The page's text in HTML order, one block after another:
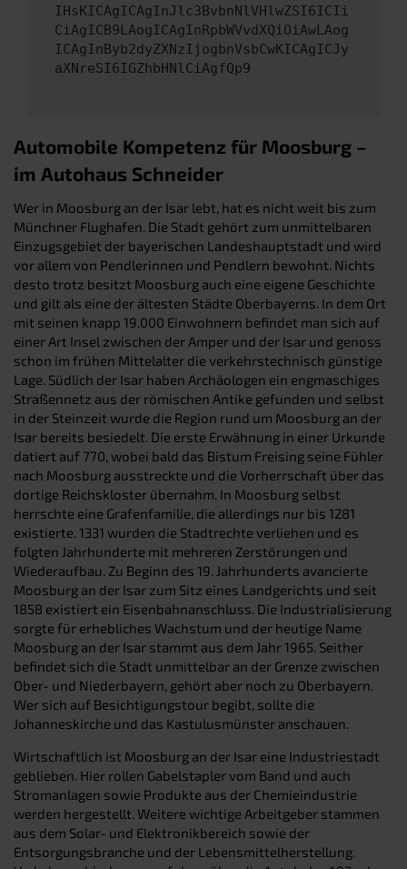
IHsKICAgICAgInJlc3BvbnNlVHlwZSI6ICIi
CiAgICB9LAogICAgInRpbWVvdXQiOiAwLAog
ICAgInByb2dyZXNzIjogbnVsbCwKICAgICJy
aXNreSI6IGZhbHNlCiAgfQp9
Automobile Kompetenz für Moosburg –
im Autohaus Schneider
Wer in Moosburg an der Isar lebt, hat es nicht weit bis zum
Münchner Flughafen. Die Stadt gehört zum unmittelbaren
Einzugsgebiet der bayerischen Landeshauptstadt und wird
vor allem von Pendlerinnen und Pendlern bewohnt. Nichts
desto trotz besitzt Moosburg auch eine eigene Geschichte
und gilt als eine der ältesten Städte Oberbayerns. In dem Ort
mit seinen knapp 19.000 Einwohnern befindet man sich auf
einer Art Insel zwischen der Amper und der Isar und genoss
schon im frühen Mittelalter die verkehrstechnisch günstige
Lage. Südlich der Isar haben Archäologen ein engmaschiges
Straßennetz aus der römischen Antike gefunden und selbst
in der Steinzeit wurde die Region rund um Moosburg an der
Isar bereits besiedelt. Die erste Erwähnung in einer Urkunde
datiert auf 770, wobei bald das Bistum Freising seine Fühler
nach Moosburg ausstreckte und die Vorherrschaft über das
dortige Reichskloster übernahm. In Moosburg selbst
herrschte eine Grafenfamilie, die allerdings nur bis 1281
existierte. 1331 wurden die Stadtrechte verliehen und es
folgten Jahrhunderte mit mehreren Zerstörungen und
Wiederaufbau. Zu Beginn des 19. Jahrhunderts avancierte
Moosburg an der Isar zum Sitz eines Landgerichts und seit
1858 existiert ein Eisenbahnanschluss. Die Industrialisierung
sorgte für erhebliches Wachstum und der heutige Name
Moosburg an der Isar stammt aus dem Jahr 1965. Seither
befindet sich die Stadt unmittelbar an der Grenze zwischen
Ober- und Niederbayern, gehört aber noch zu Oberbayern.
Wer sich auf Besichtigungstour begibt, sollte die
Johanneskirche und das Kastulusmünster anschauen.
Wirtschaftlich ist Moosburg an der Isar eine Industriestadt
geblieben. Hier rollen Gabelstapler vom Band und auch
Stromanlagen sowie Produkte aus der Chemieindustrie
werden hergestellt. Weitere wichtige Arbeitgeber stammen
aus dem Solar- und Elektronikbereich sowie der
Entsorgungsbranche und der Lebensmittelherstellung.